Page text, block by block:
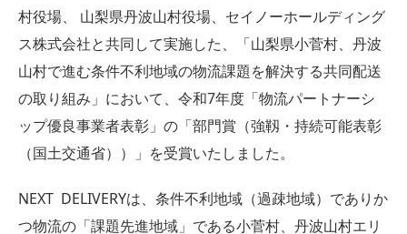
村役場、 山梨県丹波山村役場、セイノーホールディング
ス株式会社と共同して実施した、「山梨県小菅村、丹波
山村で進む条件不利地域の物流課題を解決する共同配送
の取り組み」において、令和7年度「物流パートナーシ
ップ優良事業者表彰」の「部門賞（強靱・持続可能表彰
（国土交通省））」を受賞いたしました。
NEXT DELIVERYは、条件不利地域（過疎地域）でありか
つ物流の「課題先進地域」である小菅村、丹波山村エリ